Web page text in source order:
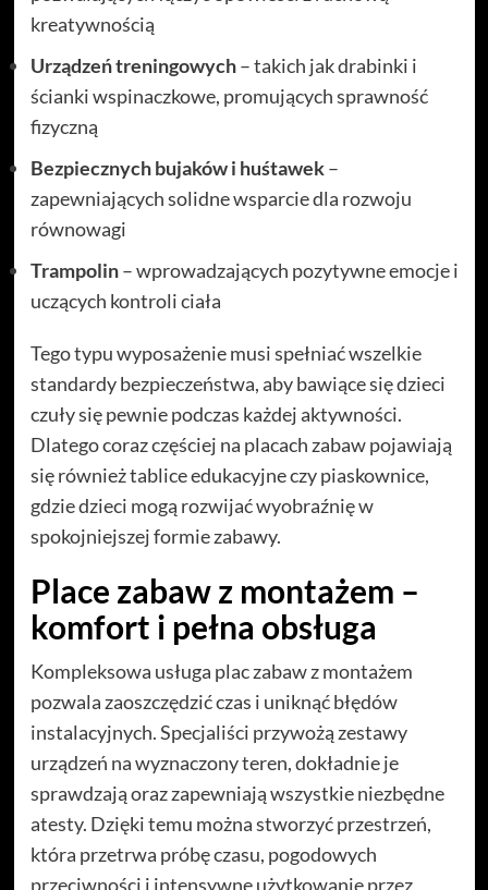
kreatywnością
Urządzeń treningowych– takich jak drabinki i
ścianki wspinaczkowe, promujących sprawność
fizyczną
Bezpiecznych bujaków i huśtawek–
zapewniających solidne wsparcie dla rozwoju
równowagi
Trampolin– wprowadzających pozytywne emocje i
uczących kontroli ciała
Tego typu wyposażenie musi spełniać wszelkie
standardy bezpieczeństwa, aby bawiące się dzieci
czuły się pewnie podczas każdej aktywności.
Dlatego coraz częściej na placach zabaw pojawiają
się również tablice edukacyjne czy piaskownice,
gdzie dzieci mogą rozwijać wyobraźnię w
spokojniejszej formie zabawy.
Place zabaw z montażem –
komfort i pełna obsługa
Kompleksowa usługa plac zabaw z montażem
pozwala zaoszczędzić czas i uniknąć błędów
instalacyjnych. Specjaliści przywożą zestawy
urządzeń na wyznaczony teren, dokładnie je
sprawdzają oraz zapewniają wszystkie niezbędne
atesty. Dzięki temu można stworzyć przestrzeń,
która przetrwa próbę czasu, pogodowych
przeciwności i intensywne użytkowanie przez